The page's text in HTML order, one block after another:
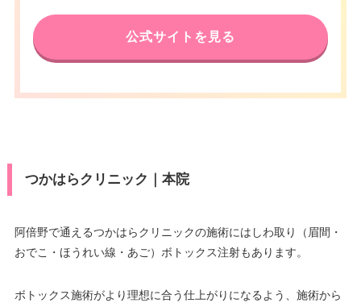
公式サイトを見る
つかはらクリニック｜本院
阿倍野で通えるつかはらクリニックの施術にはしわ取り（眉間・
おでこ・ほうれい線・あご）ボトックス注射もあります。
ボトックス施術がより理想に合う仕上がりになるよう、施術から